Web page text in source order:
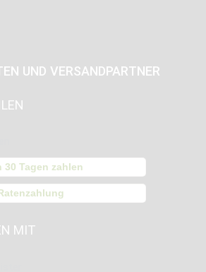
UND VERSANDPARTNER
30 Tagen zahlen
MIT